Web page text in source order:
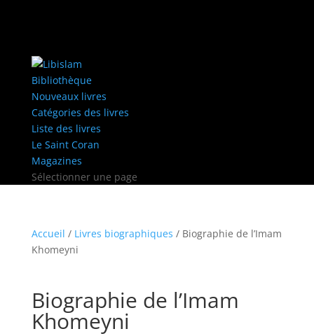
Bibliothèque
Nouveaux livres
Catégories des livres
Liste des livres
Le Saint Coran
Magazines
Sélectionner une page
Accueil / Livres biographiques / Biographie de l’Imam
Khomeyni
Biographie de l’Imam
Khomeyni